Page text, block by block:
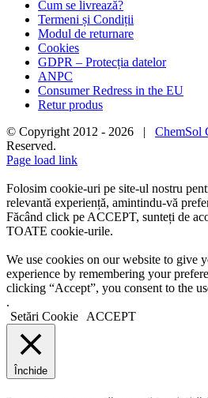
Cum se livrează?
Termeni și Condiții
Modul de returnare
Cookies
GDPR – Protecția datelor
ANPC
Consumer Redress in the EU
Retur produs
© Copyright 2012 - 2026 | ChemSol
Reserved.
Page load link
Folosim cookie-uri pe site-ul nostru
relevantă experiență, amintindu-vă
Făcând click pe ACCEPT, sunteți de
TOATE cookie-urile.
We use cookies on our website to give
experience by remembering your
clicking “Accept”, you consent to the
.
Setări Cookie
ACCEPT
Închide